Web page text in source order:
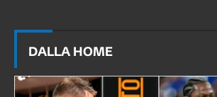
DALLA HOME